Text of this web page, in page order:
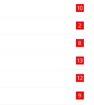
10
2
8
13
12
9